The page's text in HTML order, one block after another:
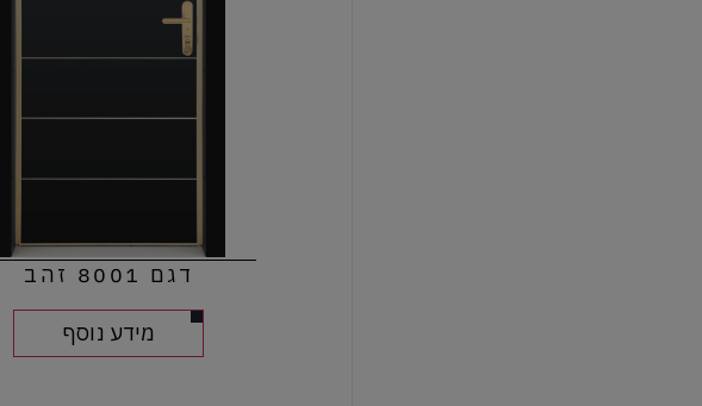
דגם 8001 זהב
מידע נוסף